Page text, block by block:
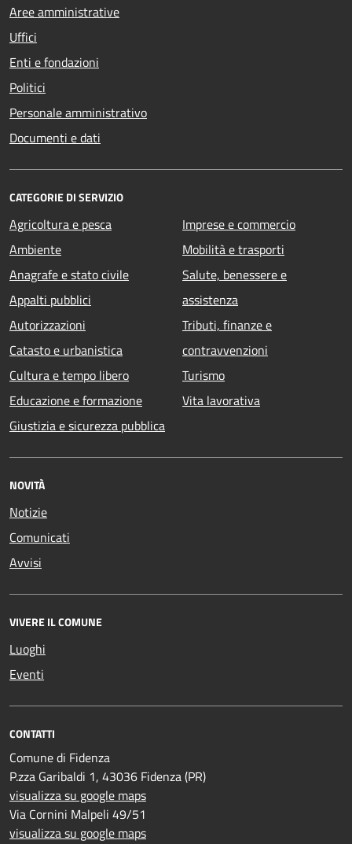
Aree amministrative
Uffici
Enti e fondazioni
Politici
Personale amministrativo
Documenti e dati
CATEGORIE DI SERVIZIO
Agricoltura e pesca
Ambiente
Anagrafe e stato civile
Appalti pubblici
Autorizzazioni
Catasto e urbanistica
Cultura e tempo libero
Educazione e formazione
Giustizia e sicurezza pubblica
Imprese e commercio
Mobilità e trasporti
Salute, benessere e
assistenza
Tributi, finanze e
contravvenzioni
Turismo
Vita lavorativa
NOVITÀ
Notizie
Comunicati
Avvisi
VIVERE IL COMUNE
Luoghi
Eventi
CONTATTI
Comune di Fidenza
P.zza Garibaldi 1, 43036 Fidenza (PR)
visualizza su google maps
Via Cornini Malpeli 49/51
visualizza su google maps